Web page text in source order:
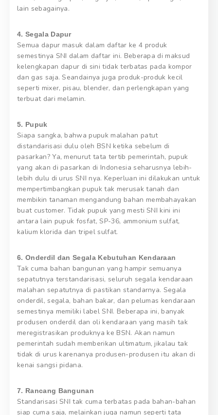
lain sebagainya.
4. Segala Dapur
Semua dapur masuk dalam daftar ke 4 produk
semestinya SNI dalam daftar ini. Beberapa di maksud
kelengkapan dapur di sini tidak terbatas pada kompor
dan gas saja. Seandainya juga produk-produk kecil
seperti mixer, pisau, blender, dan perlengkapan yang
terbuat dari melamin.
5. Pupuk
Siapa sangka, bahwa pupuk malahan patut
distandarisasi dulu oleh BSN ketika sebelum di
pasarkan? Ya, menurut tata tertib pemerintah, pupuk
yang akan di pasarkan di Indonesia seharusnya lebih-
lebih dulu di urus SNI nya. Keperluan ini dilakukan untuk
mempertimbangkan pupuk tak merusak tanah dan
membikin tanaman mengandung bahan membahayakan
buat customer. Tidak pupuk yang mesti SNI kini ini
antara lain pupuk fosfat, SP-36, ammonium sulfat,
kalium klorida dan tripel sulfat.
6. Onderdil dan Segala Kebutuhan Kendaraan
Tak cuma bahan bangunan yang hampir semuanya
sepatutnya terstandarisasi, seluruh segala kendaraan
malahan sepatutnya di pastikan standarnya. Segala
onderdil, segala, bahan bakar, dan pelumas kendaraan
semestinya memiliki label SNI. Beberapa ini, banyak
produsen onderdil dan oli kendaraan yang masih tak
meregistrasikan produknya ke BSN. Akan namun
pemerintah sudah memberikan ultimatum, jikalau tak
tidak di urus karenanya produsen-produsen itu akan di
kenai sangsi pidana.
7. Rancang Bangunan
Standarisasi SNI tak cuma terbatas pada bahan-bahan
siap cuma saja, melainkan juga namun seperti tata